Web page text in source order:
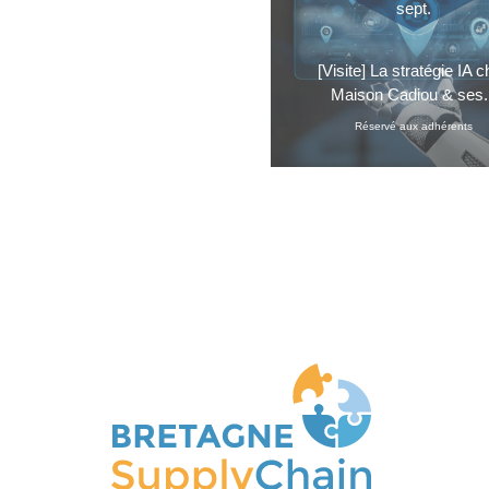
sept.
[Visite] La stratégie IA
Maison Cadiou &
Réservé aux adhérents